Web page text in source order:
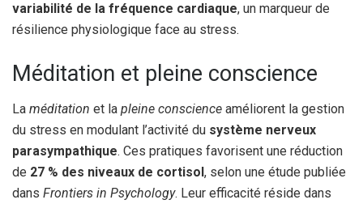
variabilité de la fréquence cardiaque, un marqueur de
résilience physiologique face au stress.
Méditation et pleine conscience
La méditation et la pleine conscience améliorent la gestion
du stress en modulant l’activité du système nerveux
parasympathique. Ces pratiques favorisent une réduction
de 27 % des niveaux de cortisol , selon une étude publiée
dans Frontiers in Psychology. Leur efficacité réside dans